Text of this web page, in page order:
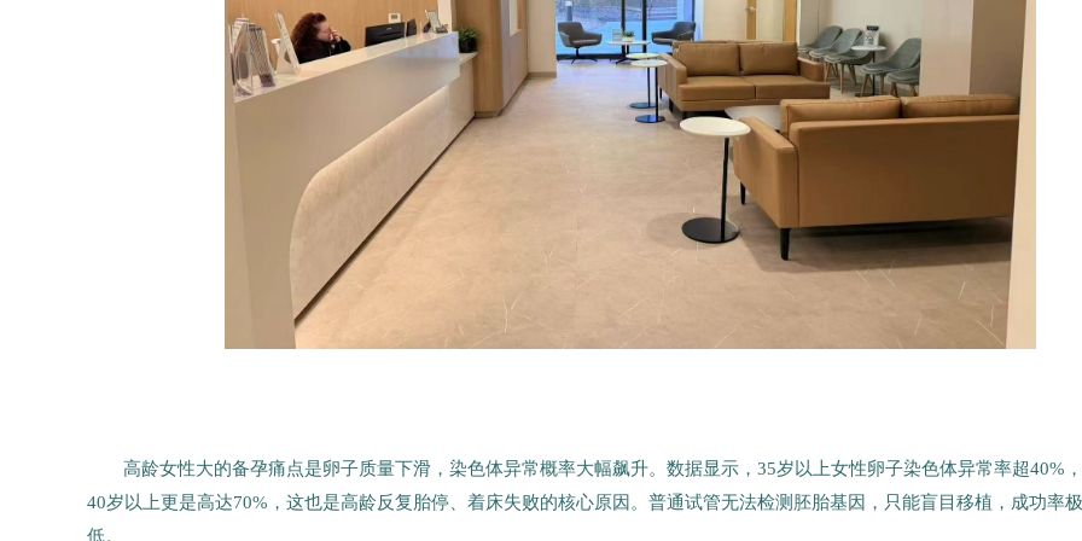
高龄女性大的备孕痛点是卵子质量下滑，染色体异常概率大幅飙升。数据显示，35岁以上女性卵子染色体异常率超40%，
40岁以上更是高达70%，这也是高龄反复胎停、着床失败的核心原因。普通试管无法检测胚胎基因，只能盲目移植，成功率极
低。